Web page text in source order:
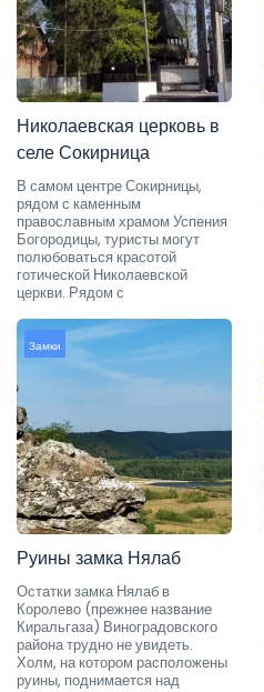
Николаевская церковь в
селе Сокирница
В самом центре Сокирницы,
рядом с каменным
православным храмом Успения
Богородицы, туристы могут
полюбоваться красотой
готической Николаевской
церкви. Рядом с
Замки
Руины замка Нялаб
Остатки замка Нялаб в
Королево (прежнее название
Киральгаза) Виноградовского
района трудно не увидеть.
Холм, на котором расположены
руины, поднимается над